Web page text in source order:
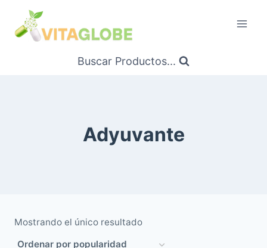
Contenido
Buscar Productos...
Adyuvante
Mostrando el único resultado